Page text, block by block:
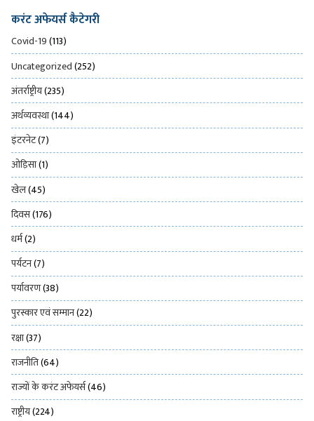
करंट अफेयर्स कैटेगरी
Covid-19(113)
Uncategorized(252)
अंतर्राष्ट्रीय(235)
अर्थव्यवस्था(144)
इंटरनेट(7)
ओड़िसा(1)
खेल(45)
दिवस(176)
धर्म(2)
पर्यटन(7)
पर्यावरण(38)
पुरस्कार एवं सम्मान(22)
रक्षा(37)
राजनीति(64)
राज्यों के करंट अफेयर्स(46)
राष्ट्रीय(224)